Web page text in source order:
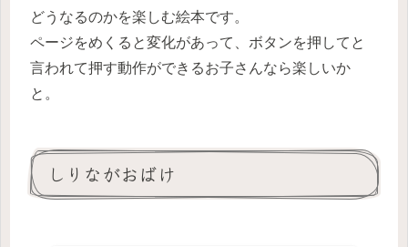
どうなるのかを楽しむ絵本です。
ページをめくると変化があって、ボタンを押してと
言われて押す動作ができるお子さんなら楽しいか
と。
しりながおばけ